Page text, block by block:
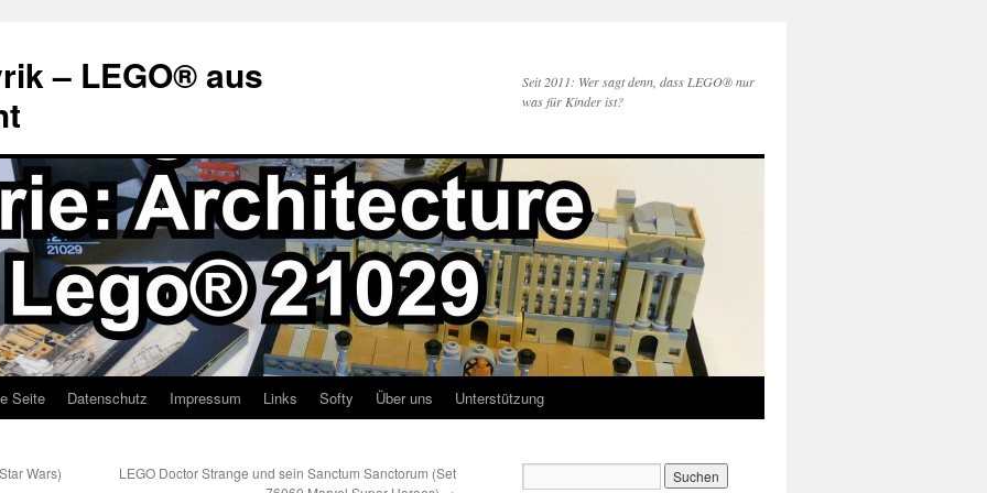
– LEGO® aus
Seit 2011: Wer sagt denn, dass LEGO® nur
was für Kinder ist?
Seite Datenschutz Impressum Links Softy Über uns Unterstützung
Wars)
LEGO Doctor Strange und sein Sanctum Sanctorum (Set